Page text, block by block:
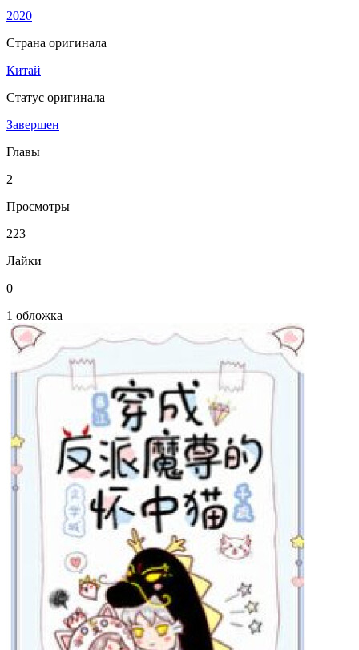
2020
Страна оригинала
Китай
Статус оригинала
Завершен
Главы
2
Просмотры
223
Лайки
0
1 обложка